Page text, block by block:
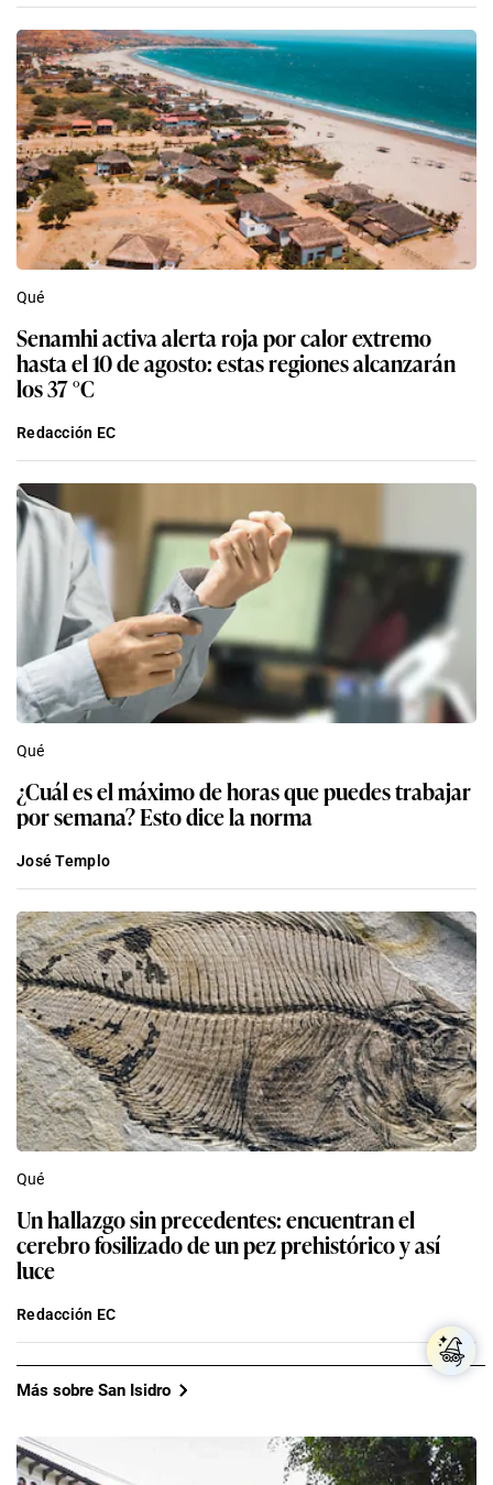
Qué
Senamhi activa alerta roja por calor extremo
hasta el 10 de agosto: estas regiones alcanzarán
los 37 °C
Redacción EC
Qué
¿Cuál es el máximo de horas que puedes trabajar
por semana? Esto dice la norma
José Templo
Qué
Un hallazgo sin precedentes: encuentran el
cerebro fosilizado de un pez prehistórico y así
luce
Redacción EC
Más sobre San Isidro